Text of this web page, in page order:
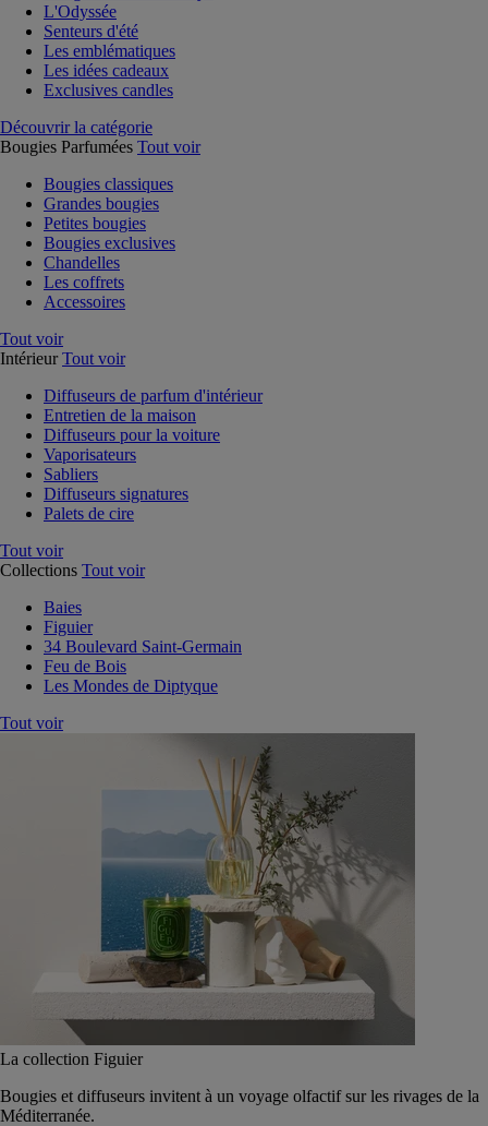
L'Odyssée
Senteurs d'été
Les emblématiques
Les idées cadeaux
Exclusives candles
Découvrir la catégorie
Bougies Parfumées Tout voir
Bougies classiques
Grandes bougies
Petites bougies
Bougies exclusives
Chandelles
Les coffrets
Accessoires
Tout voir
Intérieur Tout voir
Diffuseurs de parfum d'intérieur
Entretien de la maison
Diffuseurs pour la voiture
Vaporisateurs
Sabliers
Diffuseurs signatures
Palets de cire
Tout voir
Collections Tout voir
Baies
Figuier
34 Boulevard Saint-Germain
Feu de Bois
Les Mondes de Diptyque
Tout voir
La collection Figuier
Bougies et diffuseurs invitent à un voyage olfactif sur les rivages de la
Méditerranée.